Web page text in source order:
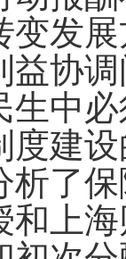
变发
协
生中
建
了
和上